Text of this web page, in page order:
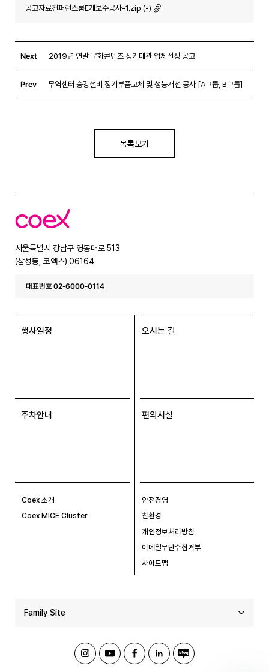
공고자료컨퍼런스룸E개보수공사-1.zip (-)
Next 2019년 연말 문화콘텐츠 정기대관 업체선정 공고
Prev 무역센터 승강설비 정기부품교체 및 성능개선 공사 [A그룹, B그룹]
목록보기
코
엑
서울특별시 강남구 영동대로 513
(삼성동, 코엑스) 06164
대표번호 02-6000-0114
행사일정 오시는 길
주차안내 편의시설
Coex 소개
Coex MICE Cluster
안전경영
친환경
개인정보처리방침
이메일무단수집거부
사이트맵
Family Site